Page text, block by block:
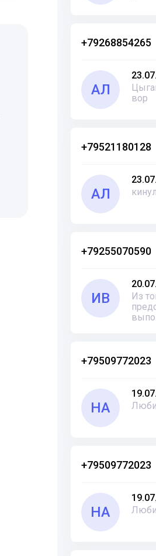
+79268854265
АЛ
вор
+79521180128
АЛ
+79255070590
ИВ
Из
+79509772023
НА
+79509772023
НА